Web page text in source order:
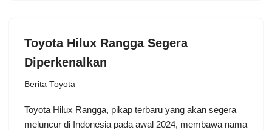
Toyota Hilux Rangga Segera
Diperkenalkan
Berita Toyota
Toyota Hilux Rangga, pikap terbaru yang akan segera
meluncur di Indonesia pada awal 2024, membawa nama